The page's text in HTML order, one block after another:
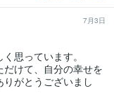
7月3日
思っています。
けて、自分の幸せを
がとうございまし